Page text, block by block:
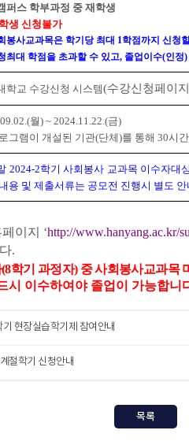
퍼스 학부과정 중 재학생
생 신청불가
봉사교과목은 학기당 최대 1학점까지 신청
최대 학점을 초과할 수 있고, 졸업이수(인정
학교 수강신청 시스템(수강신청페이
월) ~ 2024.11.22.(금)
그램이 개설된 기관(단체)를 통해 30시
2024-2학기 사회봉사 교과목 이수자
용 및 제출서류는 공모전 진행시 별도
이지 ‘http://www.hanyang.ac.kr/
.
학기 과정자) 중 사회봉사교과목
이수하여야 졸업이 가능합니
현장실습학기제 참여안내
절학기 신청안내
목록